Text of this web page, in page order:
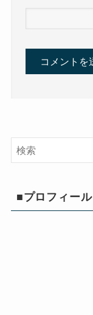
■プロフィール